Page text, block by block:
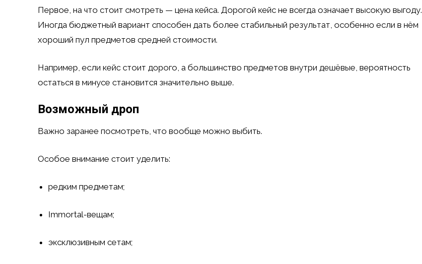
Первое, на что стоит смотреть — цена кейса. Дорогой кейс не всегда означает высокую выгоду.
Иногда бюджетный вариант способен дать более стабильный результат, особенно если в нём
хороший пул предметов средней стоимости.
Например, если кейс стоит дорого, а большинство предметов внутри дешёвые, вероятность
остаться в минусе становится значительно выше.
Возможный дроп
Важно заранее посмотреть, что вообще можно выбить.
Особое внимание стоит уделить:
редким предметам;
Immortal-вещам;
эксклюзивным сетам;